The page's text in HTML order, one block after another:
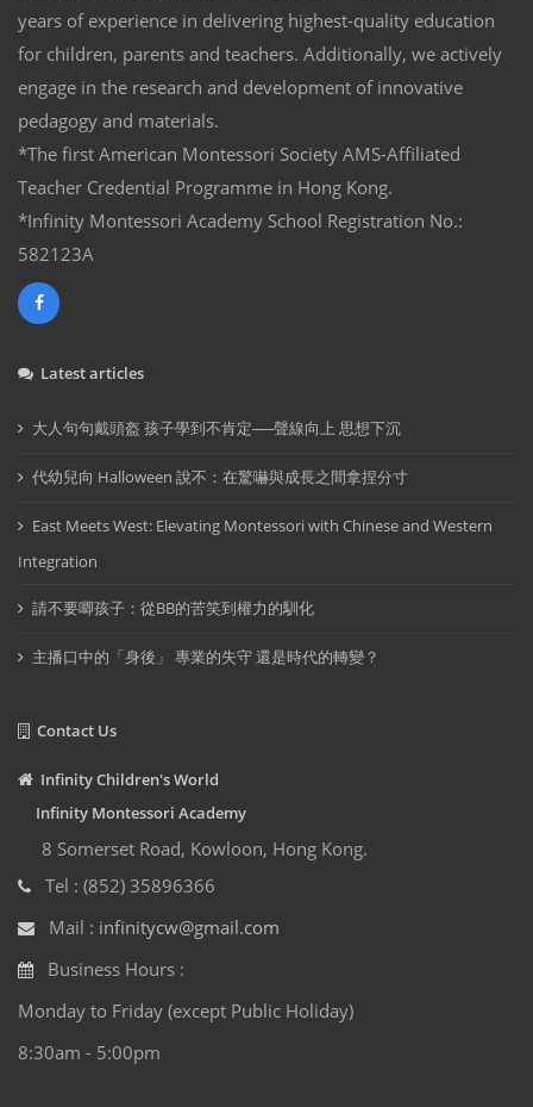
years of experience in delivering highest-quality education
for children, parents and teachers. Additionally, we actively
engage in the research and development of innovative
pedagogy and materials.
*The first American Montessori Society AMS-Affiliated
Teacher Credential Programme in Hong Kong.
*Infinity Montessori Academy School Registration No.:
582123A
Latest articles
大人句句戴頭盔 孩子學到不肯定──聲線向上 思想下沉
代幼兒向 Halloween 說不：在驚嚇與成長之間拿捏分寸
East Meets West: Elevating Montessori with Chinese and Western
Integration
請不要唧孩子：從BB的苦笑到權力的馴化
主播口中的「身後」 專業的失守 還是時代的轉變？
Contact Us
Infinity Children's World
Infinity Montessori Academy
8 Somerset Road, Kowloon, Hong Kong.
Tel : (852) 35896366
Mail : infinitycw@gmail.com
Business Hours :
Monday to Friday (except Public Holiday)
8:30am - 5:00pm